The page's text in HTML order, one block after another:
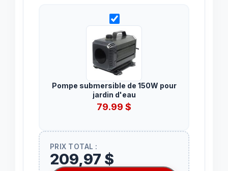
Pompe submersible de 150W pour
jardin d'eau
79.99 $
PRIX TOTAL :
209,97 $